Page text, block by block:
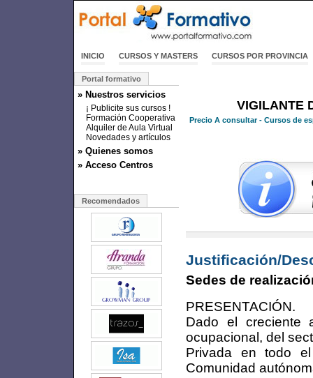
INICIO CURSOS Y MASTERS CURSOS POR PROVINCIA
Portal formativo
» Nuestros servicios
¡ Publicite sus cursos !
Formación Cooperativa
Alquiler de Aula Virtual
Novedades y artículos
» Quienes somos
» Acceso Centros
Recomendados
VIGILANTE
Precio A consultar - Cursos de
Justificación/
Sedes de
PRESENTACIÓN.
Dado el creciente
ocupacional, del
Privada en todo
Comunidad